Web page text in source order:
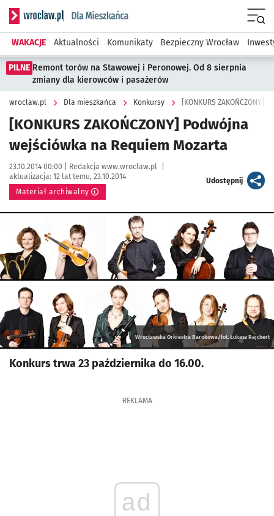
Serwis informacyjny wroclaw.pl podserwis: Dla mieszkańca
WAKACJE Aktualności Komunikaty Bezpieczny Wrocław
PILNE Remont torów na Stawowej i Peronowej. Od 8 sierpnia
zmiany dla kierowców i pasażerów
wroclaw.pl Dla mieszkańca Konkursy [KONKURS
[KONKURS ZAKOŃCZONY] Podwójna
wejściówka na Requiem Mozarta
Data publikacji:
23.10.2014 00:00 | Autor:
Redakcja www.wroclaw.pl
aktualizacja: 12 lat temu, 23.10.2014
Materiał archiwalny
Udostępnijartykuł
Wrocławska Orkiestra Barokowa/fot. Łukasz Rajchert
Konkurs trwa 23 października do 16.00.
REKLAMA
ad